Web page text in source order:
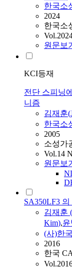
한국소
2024
한국소
원문보기
KCI등재
전단 스피닝
니즘
김재훈(
한국소
2005
소성가
Vol.14
원문보
SA350LF3
김재훈 (
Kim),윤
(사)한
2016
한국